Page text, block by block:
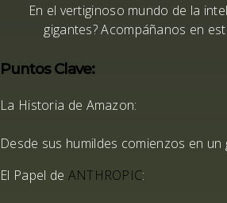
En el vertiginoso mundo de la
gigantes?Acompáñanos en
Puntos Clave:
La Historia de Amazon:
Desde sus humildes comienzos en un
El Papel de ANTHROPIC: